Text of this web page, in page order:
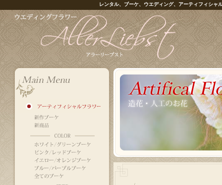
レンタル、ブーケ、ウエディング、アーティフィシャ